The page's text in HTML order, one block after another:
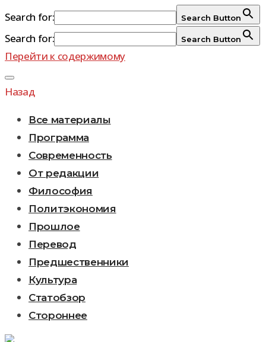
Search for: Search Button
Search for: Search Button
Перейти к содержимому
Назад
Все материалы
Программа
Современность
От редакции
Философия
Политэкономия
Прошлое
Перевод
Предшественники
Культура
Статобзор
Стороннее